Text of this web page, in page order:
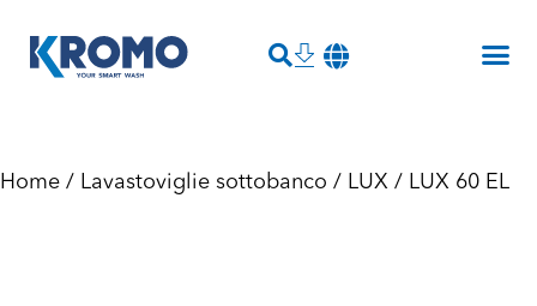
Home / Lavastoviglie sottobanco / LUX / LUX 60 EL